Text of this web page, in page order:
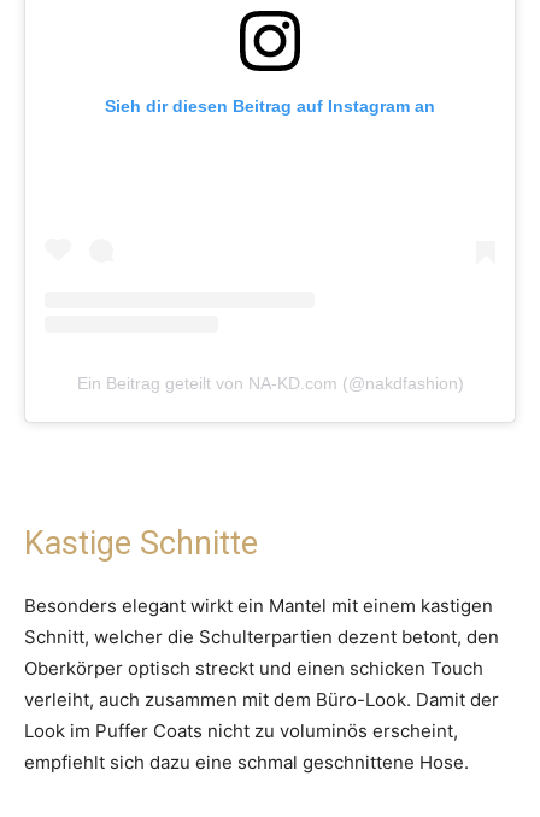
Sieh dir diesen Beitrag auf Instagram an
Ein Beitrag geteilt von NA-KD.com (@nakdfashion)
Kastige Schnitte
Besonders elegant wirkt ein Mantel mit einem kastigen
Schnitt, welcher die Schulterpartien dezent betont, den
Oberkörper optisch streckt und einen schicken Touch
verleiht, auch zusammen mit dem Büro-Look. Damit der
Look im Puffer Coats nicht zu voluminös erscheint,
empfiehlt sich dazu eine schmal geschnittene Hose.